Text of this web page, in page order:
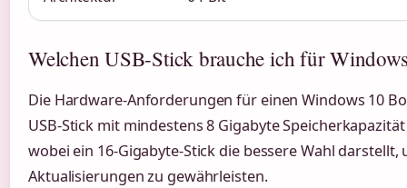
Welchen USB-Stick brauche ich für
Die Hardware-Anforderungen für einen Windows 10
USB-Stick mit mindestens 8 Gigabyte
wobei ein 16-Gigabyte-Stick die bessere Wahl
Aktualisierungen zu gewährleisten.